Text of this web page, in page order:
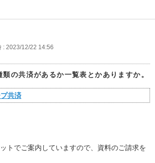
: 2023/12/22 14:56
類の共済があるか一覧表とかありますか。
共済
トでご案内していますので、資料のご請求を